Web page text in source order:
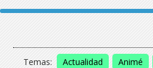
Temas: Actualidad Animé